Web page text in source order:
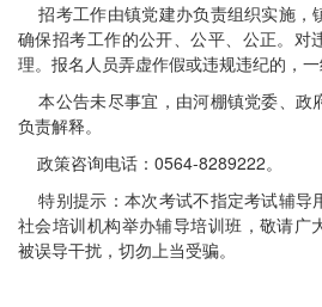
招考工作由镇党建办负责组织实施，
确保招考工作的公开、公平、公正。对
理。报名人员弄虚作假或违规违纪的，一
本公告未尽事宜，由河棚镇党委、政
负责解释。
政策咨询电话：0564-8289222。
特别提示：本次考试不指定考试辅导
社会培训机构举办辅导培训班，敬请广
被误导干扰，切勿上当受骗。